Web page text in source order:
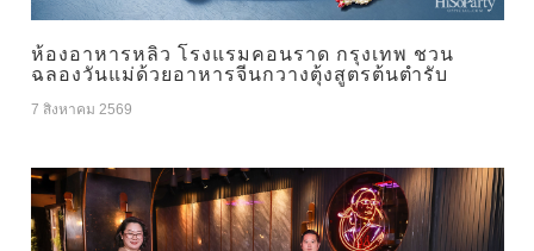
ห้องอาหารหลิว โรงแรมคอนราด กรุงเทพ ชวน
ฉลองวันแม่ด้วยอาหารจีนกวางตุ้งสูตรต้นตำรับ
7 สิงหาคม 2569